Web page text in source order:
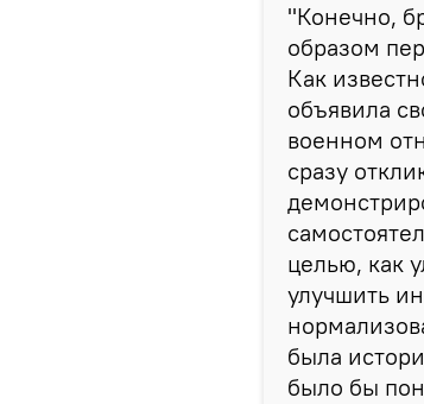
"Конечно,
образом
Как
объявила
военном
сразу
целью, как
улучшить
была
было бы